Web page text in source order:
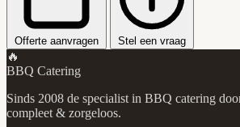
Offerte aanvragen Stel een vraag
🔥
BBQ Catering
Sinds 2008 de specialist in BBQ catering
compleet & zorgeloos.